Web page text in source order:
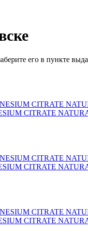
его в пункте
CITRATE
CITRATE
CITRATE